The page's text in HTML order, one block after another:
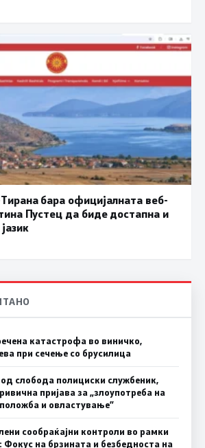
бара официјалната веб-
Пустец да биде достапна и
катастрофа во виничко,
при сечење со брусилица
слобода полициски службеник,
пријава за „злоупотреба на
и овластување”
сообраќајни контроли во рамки
Фокус на брзината и безбедноста на